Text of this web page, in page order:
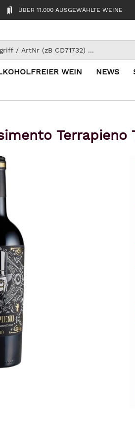
ÜBER 11.000 AUSGEWÄHLTE WEINE
WEIN NEWS
Terrapieno